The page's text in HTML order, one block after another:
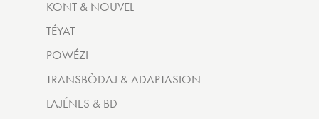
KONT & NOUVEL
TÉYAT
POWÉZI
TRANSBÒDAJ & ADAPTASION
LAJÉNES & BD